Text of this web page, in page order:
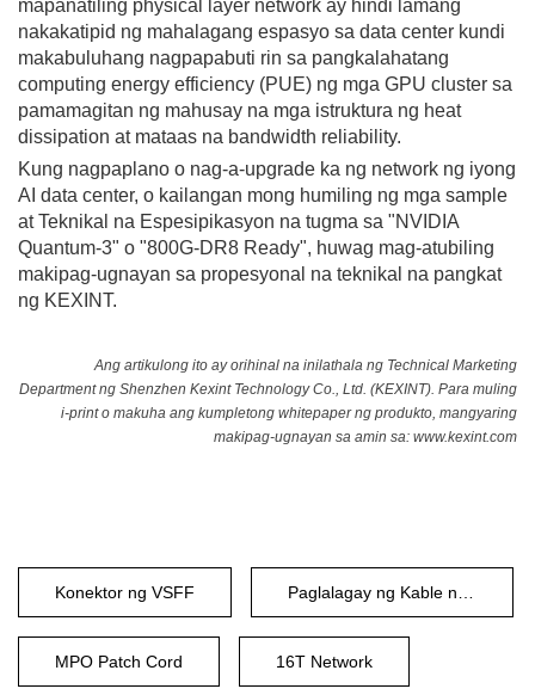
mapanatiling physical layer network ay hindi lamang
nakakatipid ng mahalagang espasyo sa data center kundi
makabuluhang nagpapabuti rin sa pangkalahatang
computing energy efficiency (PUE) ng mga GPU cluster sa
pamamagitan ng mahusay na mga istruktura ng heat
dissipation at mataas na bandwidth reliability.
Kung nagpaplano o nag-a-upgrade ka ng network ng iyong
AI data center, o kailangan mong humiling ng mga sample
at Teknikal na Espesipikasyon na tugma sa "NVIDIA
Quantum-3" o "800G-DR8 Ready", huwag mag-atubiling
makipag-ugnayan sa propesyonal na teknikal na pangkat
ng KEXINT.
Ang artikulong ito ay orihinal na inilathala ng Technical Marketing
Department ng Shenzhen Kexint Technology Co., Ltd. (KEXINT). Para muling
i-print o makuha ang kumpletong whitepaper ng produkto, mangyaring
makipag-ugnayan sa amin sa: www.kexint.com
Konektor ng VSFF
MPO Patch Cord 16T Network